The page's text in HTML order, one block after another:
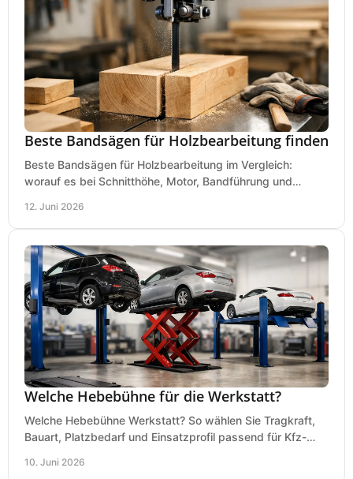
Beste Bandsägen für Holzbearbeitung finden
Beste Bandsägen für Holzbearbeitung im Vergleich:
worauf es bei Schnitthöhe, Motor, Bandführung und
12. Juni 2026
Welche Hebebühne für die Werkstatt?
Welche Hebebühne Werkstatt? So wählen Sie Tragkraft,
Bauart, Platzbedarf und Einsatzprofil passend für Kfz-
10. Juni 2026